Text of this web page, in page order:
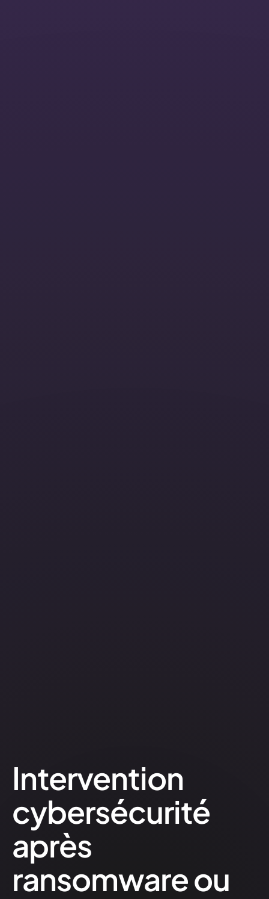
Intervention
cybersécurité
après
ransomwareou